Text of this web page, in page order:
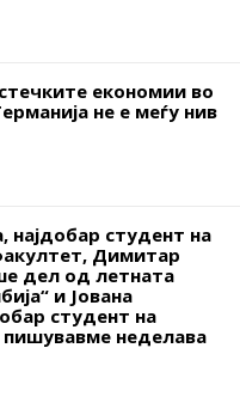
економии во
не е меѓу нив
студент на
Димитар
дел од летната
и Јована
студент на
неделава